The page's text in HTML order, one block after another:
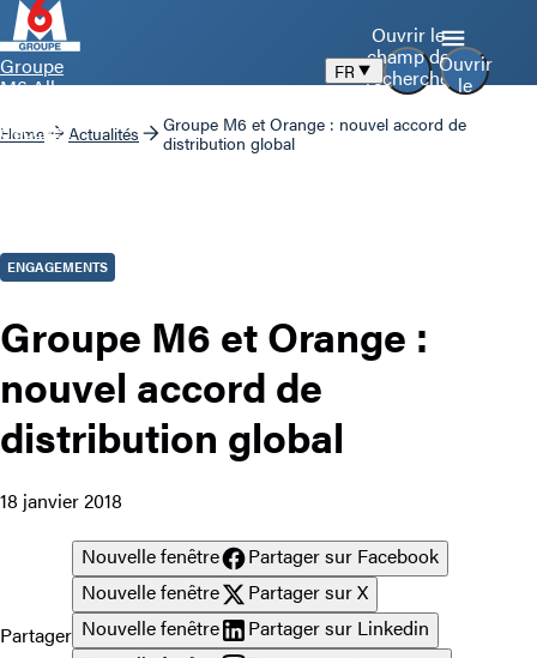
Groupe
M6 Aller
d’accueil
Ouvrir
le
FR
Ouvrir le
champ de
recherche
Home Actualités
Groupe M6 et Orange : nouvel accord de
distribution global
ENGAGEMENTS
Groupe M6 et Orange :
nouvel accord de
distribution global
18 janvier 2018
Partager
Nouvelle fenêtre
Partager sur Facebook
Nouvelle fenêtre
Partager sur X
Nouvelle fenêtre
Partager sur Linkedin